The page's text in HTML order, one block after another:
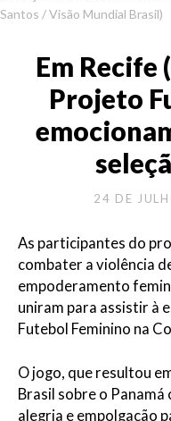
Santos / Visão Mundial Brasil)
Em Recife
Projeto
24 DE
As participantes do
combater a violência
empoderamento
uniram para assistir à
Futebol Feminino na
O jogo, que resultou
Brasil sobre o
alegria e empolgação